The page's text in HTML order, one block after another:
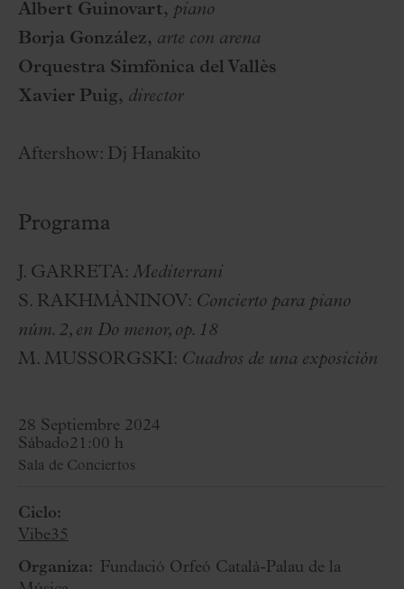
Albert Guinovart, piano
Borja González, arte con arena
Orquestra Simfònica del Vallès
Xavier Puig, director
Aftershow: Dj Hanakito
Programa
J. GARRETA: Mediterrani
S. RAKHMÀNINOV: Concierto para piano
núm. 2, en Do menor, op. 18
M. MUSSORGSKI: Cuadros de una exposición
28 Septiembre 2024
Sábado21:00 h
Sala de Conciertos
Ciclo:
Vibe35
Organiza: Fundació Orfeó Català-Palau de la